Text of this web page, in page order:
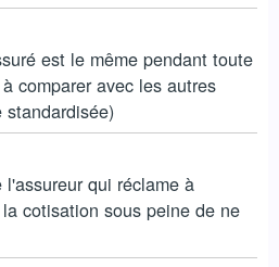
est le même pendant toute
comparer avec les autres
standardisée)
qui réclame à
cotisation sous peine de ne